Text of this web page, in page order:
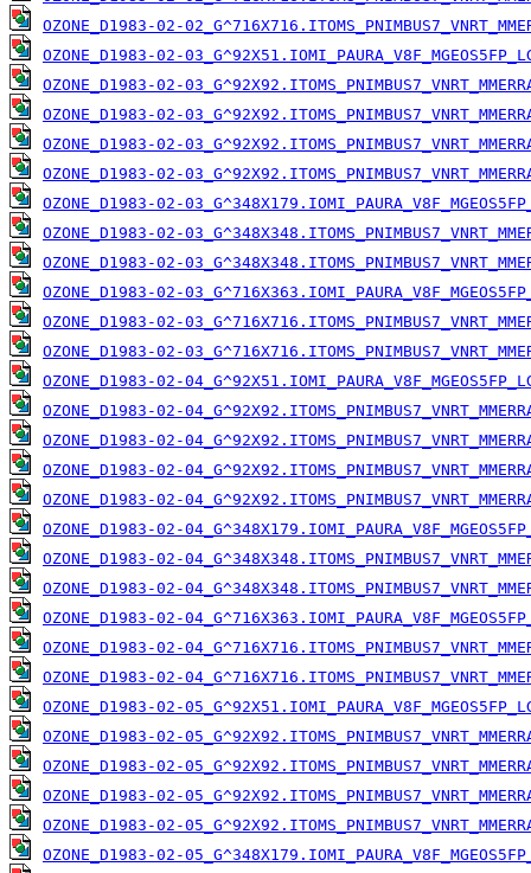
OZONE_D1983-02-
OZONE_D1983-02-
OZONE_D1983-02-
OZONE_D1983-02-
OZONE_D1983-02-
OZONE_D1983-02-
OZONE_D1983-02-
OZONE_D1983-02-
OZONE_D1983-02-
OZONE_D1983-02-
OZONE_D1983-02-
OZONE_D1983-02-
OZONE_D1983-02-
OZONE_D1983-02-
OZONE_D1983-02-
OZONE_D1983-02-
OZONE_D1983-02-
OZONE_D1983-02-
OZONE_D1983-02-
OZONE_D1983-02-
OZONE_D1983-02-
OZONE_D1983-02-
OZONE_D1983-02-
OZONE_D1983-02-
OZONE_D1983-02-
OZONE_D1983-02-
OZONE_D1983-02-
OZONE_D1983-02-
OZONE_D1983-02-